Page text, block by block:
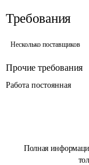
Полная
Требования
Несколько поставщиков
Прочие требования
Работа постоянная